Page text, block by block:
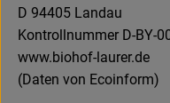
D 94405 Landau
Kontrollnummer D-BY-
www.biohof-laurer.de
(Daten von Ecoinform)